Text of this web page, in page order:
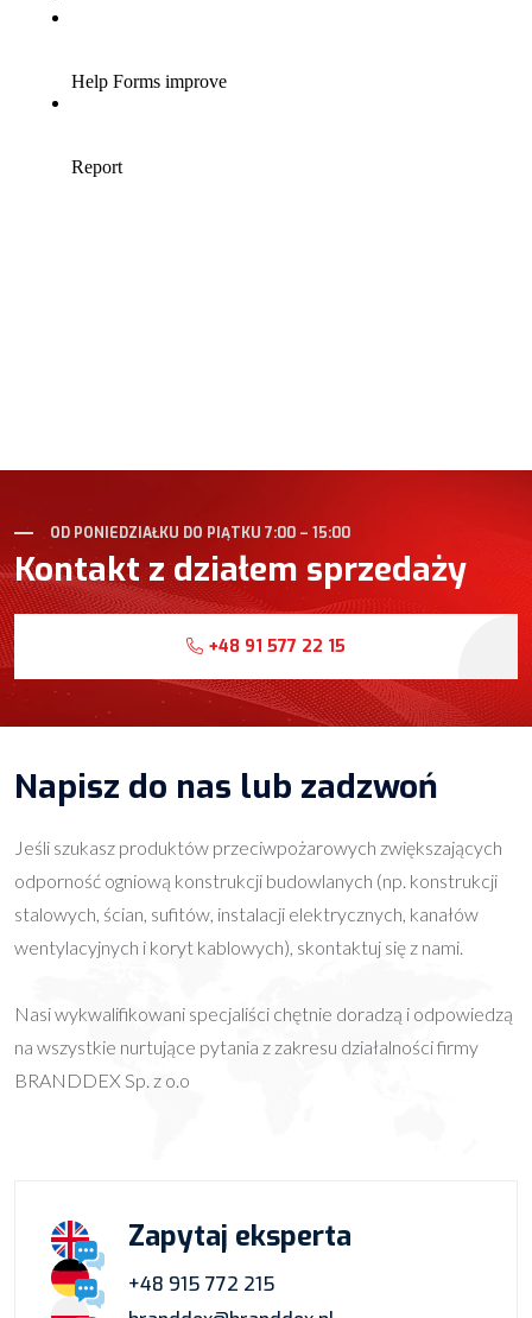
OD PONIEDZIAŁKU DO PIĄTKU 7:00 – 15:00
Kontakt z działem sprzedaży
+48 91 577 22 15
Napisz do nas lub zadzwoń
Jeśli szukasz produktów przeciwpożarowych zwiększających
odporność ogniową konstrukcji budowlanych (np. konstrukcji
stalowych, ścian, sufitów, instalacji elektrycznych, kanałów
wentylacyjnych i koryt kablowych), skontaktuj się z nami.
Nasi wykwalifikowani specjaliści chętnie doradzą i odpowiedzą
na wszystkie nurtujące pytania z zakresu działalności firmy
BRANDDEX Sp. z o.o
Zapytaj eksperta
+48 915 772 215